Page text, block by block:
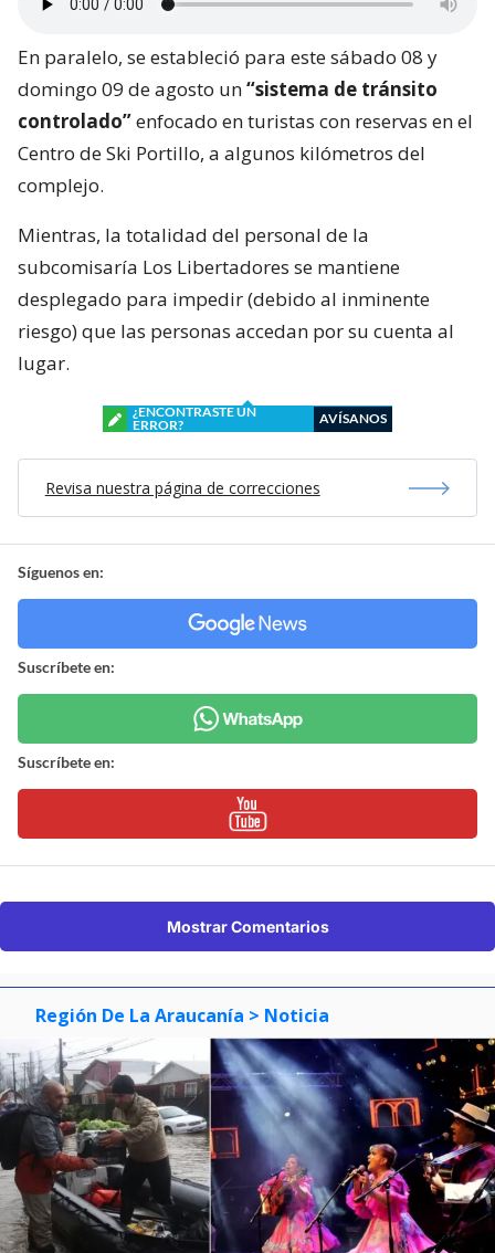
En paralelo, se estableció para este sábado 08 y
domingo 09 de agosto un“sistema de tránsito
controlado”enfocado en turistas con reservas en el
Centro de Ski Portillo, a algunos kilómetros del
complejo.
Mientras, la totalidad del personal de la
subcomisaría Los Libertadores se mantiene
desplegado para impedir (debido al inminente
riesgo) que las personas accedan por su cuenta al
lugar.
¿ENCONTRASTE UN
ERROR?
AVÍSANOS
Revisa nuestra página de correcciones
Síguenos en:
Suscríbete en:
Suscríbete en:
Mostrar Comentarios
Región De La Araucanía > Noticia